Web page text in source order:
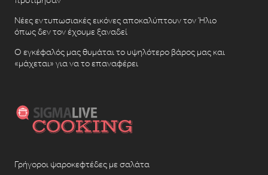
Νέες εντυπωσιακές εικόνες αποκαλύπτουν τον Ήλιο
όπως δεν τον έχουμε ξαναδεί
Ο εγκέφαλός μας θυμάται το υψηλότερο βάρος μας και
«μάχεται» για να το επαναφέρει
Γρήγοροι ψαροκεφτέδες με σαλάτα